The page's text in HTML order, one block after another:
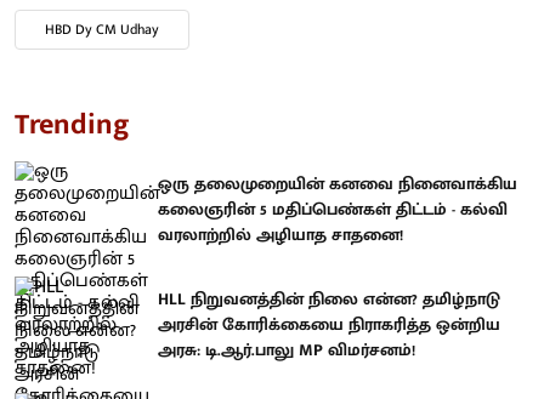
HBD Dy CM Udhay
Trending
ஒரு தலைமுறையின் கனவை நினைவாக்கிய
கலைஞரின் 5 மதிப்பெண்கள் திட்டம் - கல்வி
வரலாற்றில் அழியாத சாதனை!
HLL நிறுவனத்தின் நிலை என்ன? தமிழ்நாடு
அரசின் கோரிக்கையை நிராகரித்த ஒன்றிய
அரசு: டி.ஆர்.பாலு MP விமர்சனம்!